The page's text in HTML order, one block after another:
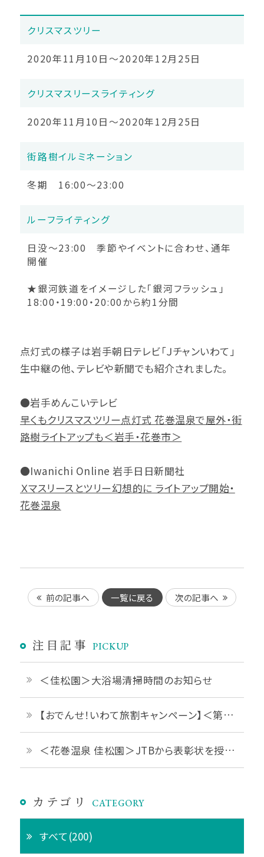
クリスマスツリー
2020年11月10日～2020年12月25日
クリスマスリースライティング
2020年11月10日～2020年12月25日
街路樹イルミネーション
冬期 16:00～23:00
ルーフライティング
日没～23:00 季節やイベントに合わせ、通年
開催
★銀河鉄道をイメージした「銀河フラッシュ」
18:00・19:00・20:00から約1分間
点灯式の様子は岩手朝日テレビ「Ｊチャンいわて」
生中継の他、テレビや新聞でも紹介されました。
●岩手めんこいテレビ
早くもクリスマスツリー点灯式 花巻温泉で屋外・街
路樹ライトアップも＜岩手・花巻市＞
●Iwanichi Online 岩手日日新聞社
Ｘマスリースとツリー幻想的に ライトアップ開始・
花巻温泉
前の記事へ 一覧に戻る 次の記事へ
注目記事 PICKUP
＜佳松園＞大浴場清掃時間のお知らせ
【おでんせ！いわて旅割キャンペーン】＜第1弾 2026年6月1日予約開始＞
＜花巻温泉 佳松園＞JTBから表彰状を授与されました
カテゴリ CATEGORY
すべて(200)